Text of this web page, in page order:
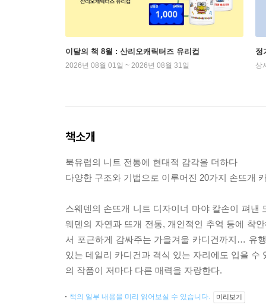
이달의 책 8월 : 산리오캐릭터즈 유리컵
2026년 08월 01일 ~ 2026년 08월 31일
정
상
책소개
북유럽의 니트 전통에 현대적 감각을 더하다
다양한 구조와 기법으로 이루어진 20가지 손뜨개
스웨덴의 손뜨개 니트 디자이너 마야 칼손이 펴낸
웨덴의 자연과 뜨개 전통, 개인적인 추억 등에 착
서 포근하게 감싸주는 가을겨울 카디건까지… 유
있는 데일리 카디건과 격식 있는 자리에도 입을
의 작품이 저마다 다른 매력을 자랑한다.
책의 일부 내용을 미리 읽어보실 수 있습니다. 미리보기